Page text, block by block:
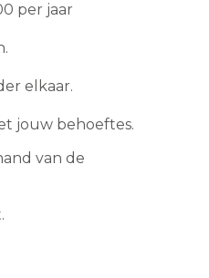
per jaar
elkaar.
jouw behoeftes.
van de